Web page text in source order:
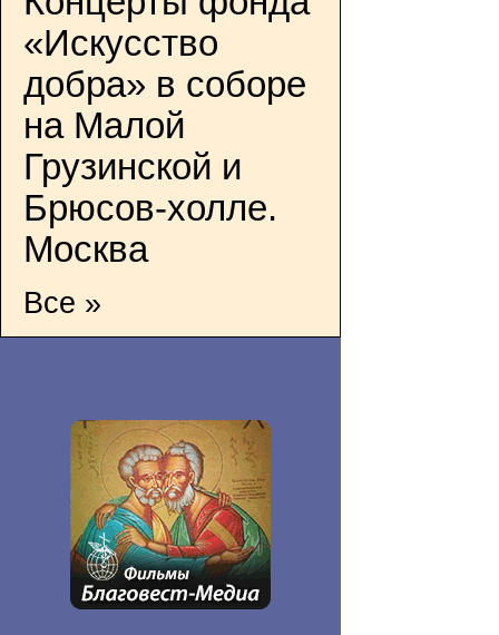
«Искусство
добра» в соборе
на Малой
Грузинской и
Брюсов-холле.
Москва
Все »